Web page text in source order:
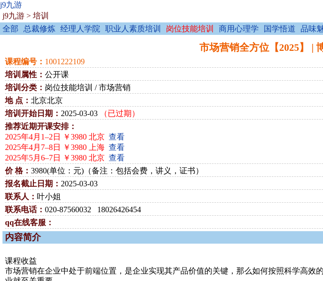
j9九游
j9九游 > 培训
全部
总裁修炼 经理人学院 职业人素质培训 岗位技能培训 商用心理学 国学悟道 品味
市场营销全方位【2025】 |
课程编号： 1001222109
培训属性： 公开课
培训分类： 岗位技能培训 / 市场营销
地 点： 北京北京
培训开始日期： 2025-03-03
（已过期）
推荐近期开课安排：
2025年4月1–2日 ￥3980 北京 查看
2025年4月7–8日 ￥3980 上海 查看
2025年5月6–7日 ￥3980 北京 查看
价 格： 3980(单位：元)（备注：包括会费，讲义，证书）
报名截止日期： 2025-03-03
联系人： 叶小姐
联系电话： 020-87560032 18026426454
qq在线客服：
内容简介
课程收益
市场营销在企业中处于前端位置，是企业实现其产品价值的关键，那么如何按照科学高